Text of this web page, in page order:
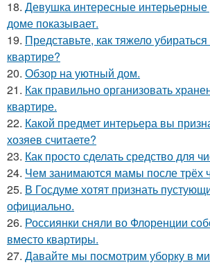
18. Девушка интересные
доме показывает.
19. Представьте, как тяжело
квартире?
20. Обзор на уютный дом.
21. Как правильно организовать
квартире.
22. Какой предмет интерьера вы
хозяев считаете?
23. Как просто сделать средство для
24. Чем занимаются мамы после трёх
25. В Госдуме хотят признать
официально.
26. Россиянки сняли во Флоренции
вместо квартиры.
27. Давайте мы посмотрим уборку в